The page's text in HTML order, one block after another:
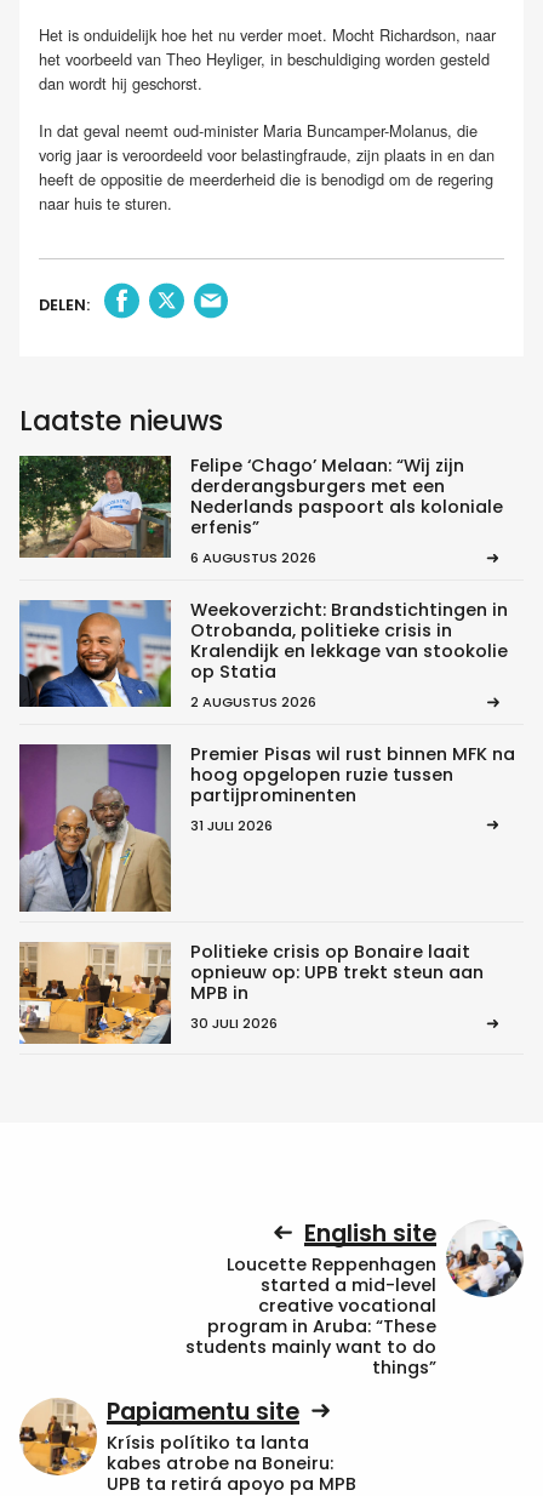
Het is onduidelijk hoe het nu verder moet. Mocht Richardson, naar
het voorbeeld van Theo Heyliger, in beschuldiging worden gesteld
dan wordt hij geschorst.
In dat geval neemt oud-minister Maria Buncamper-Molanus, die
vorig jaar is veroordeeld voor belastingfraude, zijn plaats in en dan
heeft de oppositie de meerderheid die is benodigd om de regering
naar huis te sturen.
DELEN:
Laatste nieuws
Felipe ‘Chago’ Melaan: “Wij zijn
derderangsburgers met een
Nederlands paspoort als koloniale
erfenis”
6 AUGUSTUS 2026
Weekoverzicht: Brandstichtingen in
Otrobanda, politieke crisis in
Kralendijk en lekkage van stookolie
op Statia
2 AUGUSTUS 2026
Premier Pisas wil rust binnen MFK na
hoog opgelopen ruzie tussen
partijprominenten
31 JULI 2026
Politieke crisis op Bonaire laait
opnieuw op: UPB trekt steun aan
MPB in
30 JULI 2026
English site
Loucette Reppenhagen
started a mid-level
creative vocational
program in Aruba: “These
students mainly want to do
things”
Papiamentu site
Krísis polítiko ta lanta
kabes atrobe na Boneiru:
UPB ta retirá apoyo pa MPB